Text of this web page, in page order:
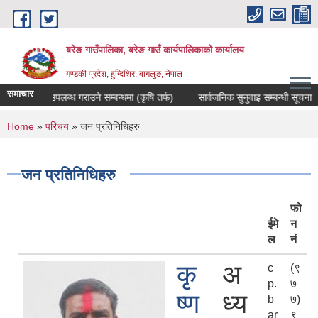
Skip to main content
बरेङ गाउँपालिका, बरेङ गाउँ कार्यपालिकाको कार्यालय
गण्डकी प्रदेश, हुग्दिशिर, बागलुङ, नेपाल
समाचार
उपलब्ध गराउने सम्बन्धमा (कृषि तर्फ) सार्वजनिक सुनुवाइ सम्बन्धी सूचना
You are here
Home » परिचय » जन प्रतिनिधिहरु
जन प्रतिनिधिहरु
ईमे
ल
फो
न
नं
कृ
ष्ण
अ
ध्य
c
p.
b
ar
(९
७
७)
९